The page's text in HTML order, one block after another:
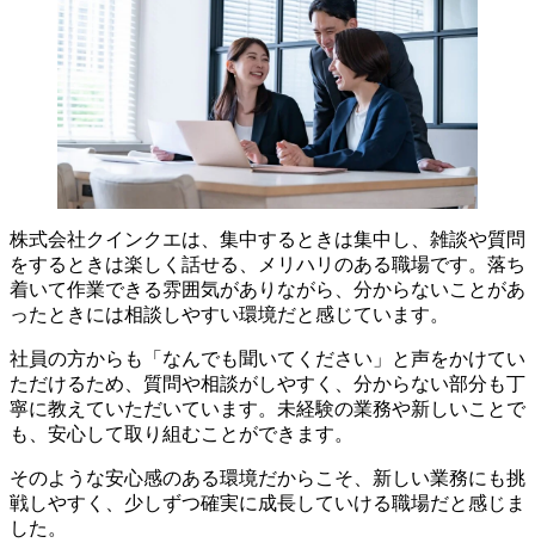
株式会社クインクエは、集中するときは集中し、雑談や質問
をするときは楽しく話せる、メリハリのある職場です。落ち
着いて作業できる雰囲気がありながら、分からないことがあ
ったときには相談しやすい環境だと感じています。
社員の方からも「なんでも聞いてください」と声をかけてい
ただけるため、質問や相談がしやすく、分からない部分も丁
寧に教えていただいています。未経験の業務や新しいことで
も、安心して取り組むことができます。
そのような安心感のある環境だからこそ、新しい業務にも挑
戦しやすく、少しずつ確実に成長していける職場だと感じま
した。